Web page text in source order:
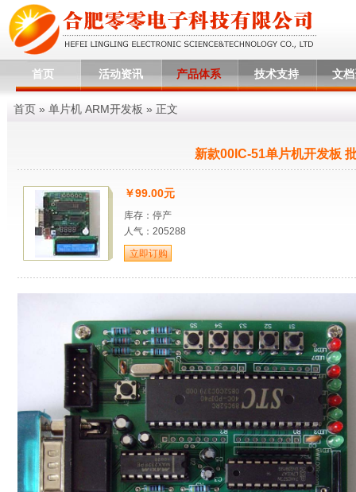
首页 活动资讯 产品体系 技术支持 文
首页 » 单片机 ARM开发板 » 正文
新款00IC-51单片机开发板
￥99.00元
库存：停产
人气：205288